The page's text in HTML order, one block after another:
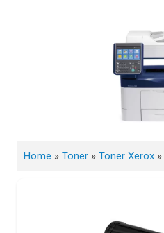
Home » Toner » Toner Xerox »